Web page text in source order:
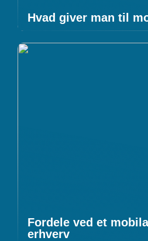
Hvad giver man til
Fordele ved et
erhverv